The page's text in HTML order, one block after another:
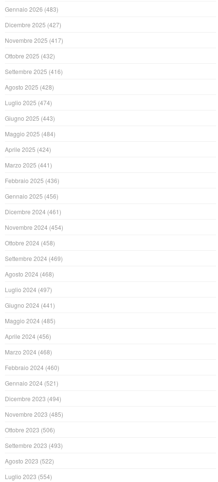
Gennaio 2026 (483)
Dicembre 2025 (427)
Novembre 2025 (417)
Ottobre 2025 (432)
Settembre 2025 (416)
Agosto 2025 (428)
Luglio 2025 (474)
Giugno 2025 (443)
Maggio 2025 (484)
Aprile 2025 (424)
Marzo 2025 (441)
Febbraio 2025 (436)
Gennaio 2025 (456)
Dicembre 2024 (461)
Novembre 2024 (454)
Ottobre 2024 (458)
Settembre 2024 (469)
Agosto 2024 (468)
Luglio 2024 (497)
Giugno 2024 (441)
Maggio 2024 (485)
Aprile 2024 (456)
Marzo 2024 (468)
Febbraio 2024 (460)
Gennaio 2024 (521)
Dicembre 2023 (494)
Novembre 2023 (485)
Ottobre 2023 (506)
Settembre 2023 (493)
Agosto 2023 (522)
Luglio 2023 (554)